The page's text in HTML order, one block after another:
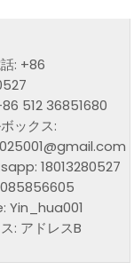
: +86
512 36851680
ックス:
18013280527
Yin_hua001
: アドレスB